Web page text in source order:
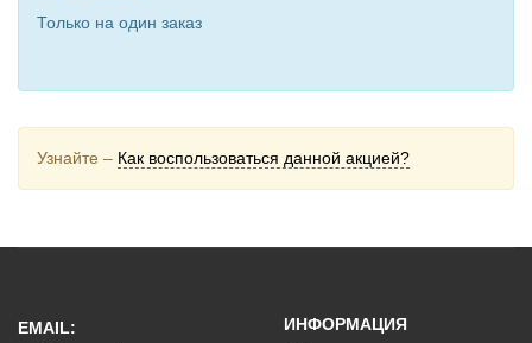
Только на один заказ
Узнайте – Как воспользоваться данной акцией?
EMAIL:
ИНФОРМАЦИЯ